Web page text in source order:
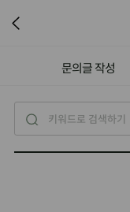
문의글 작성